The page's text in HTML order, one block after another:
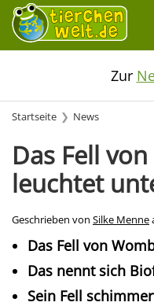
Zur
Startseite News
Das Fell
leuchtet
Geschrieben von Silke Menne
Das Fell von
Das nennt sich
Sein Fell